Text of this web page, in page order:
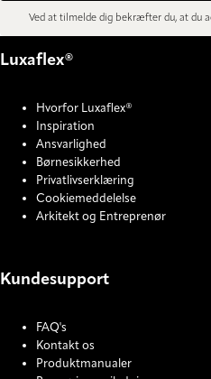
Ved at tilmelde dig bekræfter du, at du
Luxaflex®
Hvorfor Luxaflex®
Inspiration
Ansvarlighed
Børnesikkerhed
Privatlivserklæring
Cookiemeddelelse
Arkitekt og Entreprenør
Kundesupport
FAQ's
Kontakt os
Produktmanualer